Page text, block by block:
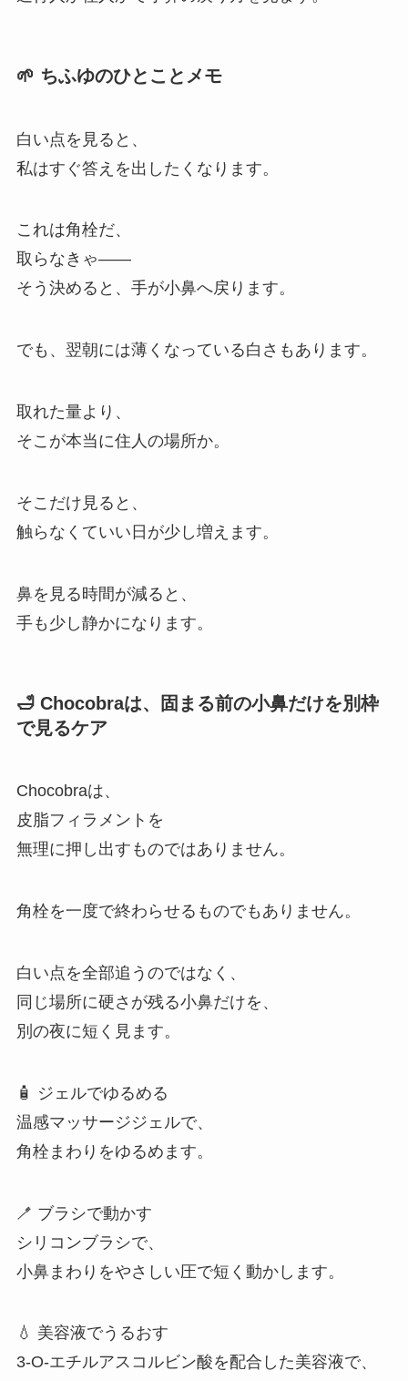
🌱 ちふゆのひとことメモ
白い点を見ると、
私はすぐ答えを出したくなります。
これは角栓だ、
取らなきゃ——
そう決めると、手が小鼻へ戻ります。
でも、翌朝には薄くなっている白さもあります。
取れた量より、
そこが本当に住人の場所か。
そこだけ見ると、
触らなくていい日が少し増えます。
鼻を見る時間が減ると、
手も少し静かになります。
🛁 Chocobraは、固まる前の小鼻だけを別枠
で見るケア
Chocobraは、
皮脂フィラメントを
無理に押し出すものではありません。
角栓を一度で終わらせるものでもありません。
白い点を全部追うのではなく、
同じ場所に硬さが残る小鼻だけを、
別の夜に短く見ます。
🧴 ジェルでゆるめる
温感マッサージジェルで、
角栓まわりをゆるめます。
🪥 ブラシで動かす
シリコンブラシで、
小鼻まわりをやさしい圧で短く動かします。
💧 美容液でうるおす
3-O-エチルアスコルビン酸を配合した美容液で、